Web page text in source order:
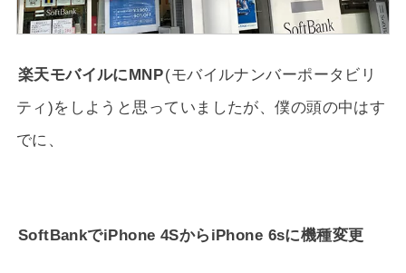
楽天モバイルにMNP(モバイルナンバーポータビリ
ティ)をしようと思っていましたが、僕の頭の中はす
でに、
SoftBankでiPhone 4SからiPhone 6sに機種変更